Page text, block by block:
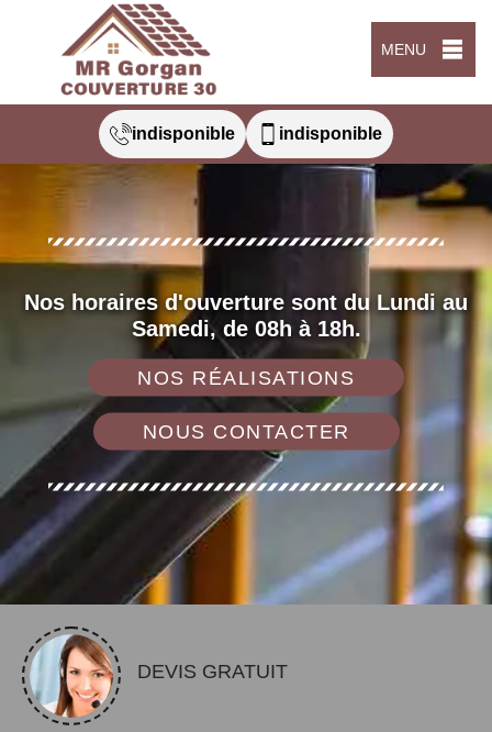
MENU
indisponible indisponible
Nos horaires d'ouverture sont du Lundi au
Samedi, de 08h à 18h.
NOS RÉALISATIONS
NOUS CONTACTER
DEVIS GRATUIT